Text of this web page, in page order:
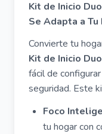
Kit de Inicio
Se Adapta a Tu
Convierte tu
Kit de Inicio
fácil de
seguridad. Este
Foco
tu hogar con